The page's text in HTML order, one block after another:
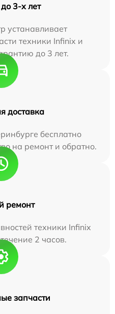
3-х лет
устанавливает
техники Infinix и
до 3 лет.
доставка
бесплатно
на ремонт и обратно.
ремонт
техники Infinix
2 часов.
запчасти